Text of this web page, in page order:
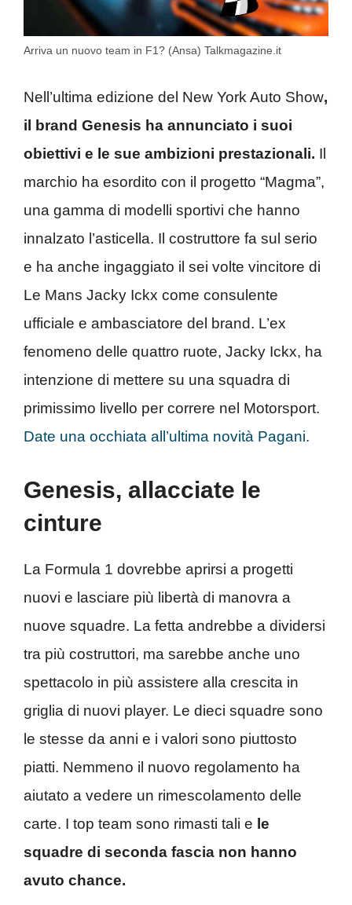
Arriva un nuovo team in F1? (Ansa) Talkmagazine.it
Nell’ultima edizione del New York Auto Show,
il brand Genesis ha annunciato i suoi
obiettivi e le sue ambizioni prestazionali. Il
marchio ha esordito con il progetto “Magma”,
una gamma di modelli sportivi che hanno
innalzato l’asticella. Il costruttore fa sul serio
e ha anche ingaggiato il sei volte vincitore di
Le Mans Jacky Ickx come consulente
ufficiale e ambasciatore del brand. L’ex
fenomeno delle quattro ruote, Jacky Ickx, ha
intenzione di mettere su una squadra di
primissimo livello per correre nel Motorsport.
Date una occhiata all’ultima novità Pagani.
Genesis, allacciate le
cinture
La Formula 1 dovrebbe aprirsi a progetti
nuovi e lasciare più libertà di manovra a
nuove squadre. La fetta andrebbe a dividersi
tra più costruttori, ma sarebbe anche uno
spettacolo in più assistere alla crescita in
griglia di nuovi player. Le dieci squadre sono
le stesse da anni e i valori sono piuttosto
piatti. Nemmeno il nuovo regolamento ha
aiutato a vedere un rimescolamento delle
carte. I top team sono rimasti tali e le
squadre di seconda fascia non hanno
avuto chance.